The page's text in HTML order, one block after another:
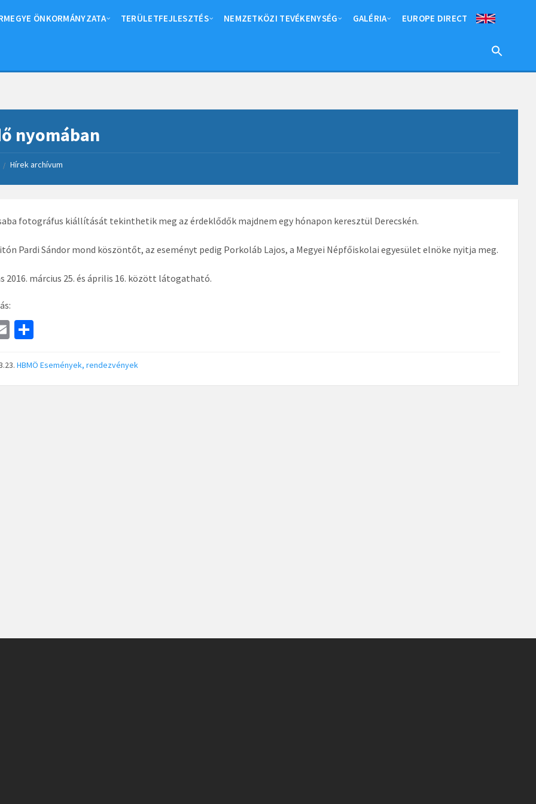
ÖNKORMÁNYZATA TERÜLETFEJLESZTÉS NEMZETKÖZI TEVÉKENYSÉG GALÉRIA EUROPE DIRECT
nyomában
/ Hírek archívum
fotográfus kiállítását tekinthetik meg az érdeklődők majdnem egy hónapon keresztül Derecskén.
Pardi Sándor mond köszöntőt, az eseményt pedig Porkoláb Lajos, a Megyei Népfőiskolai egyesület elnöke nyitja meg.
2016. március 25. és április 16. között látogatható.
E
ai
l
ar
e
HBMÖ Események, rendezvények